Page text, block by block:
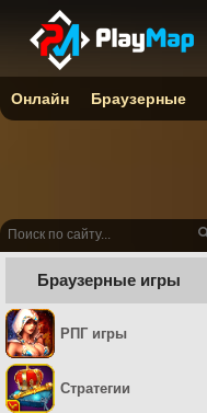
Браузерные игры
РПГ игры
Стратегии
Онлайн Браузерные